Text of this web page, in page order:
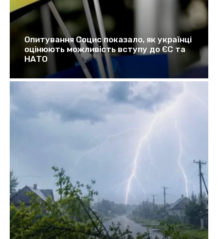
Опитування Социс показало, як українці
оцінюють можливість вступу до ЄС та
НАТО